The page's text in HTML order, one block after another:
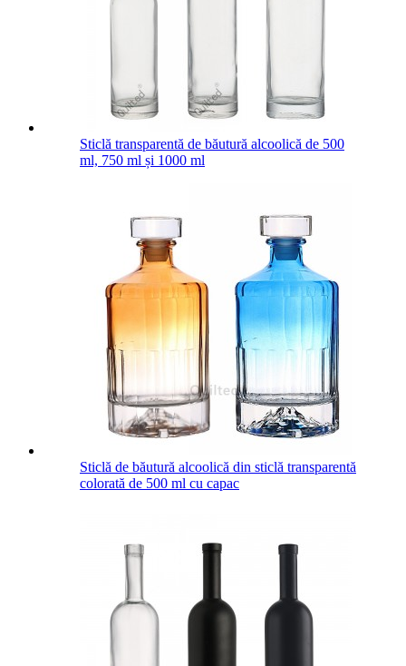
Sticlă transparentă de băutură alcoolică de 500
ml, 750 ml și 1000 ml
Sticlă de băutură alcoolică din sticlă transparentă
colorată de 500 ml cu capac